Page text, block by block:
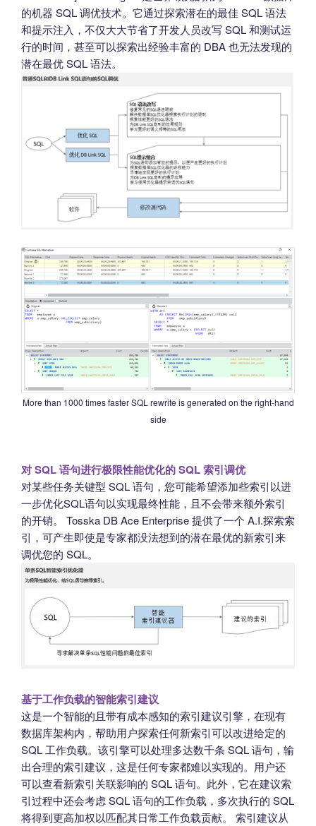
的机器 SQL 调优技术。它通过探索潜在的最佳 SQL 语法
和提示注入，不仅大大节省了开发人员改写 SQL 和测试运
行的时间，甚至可以探索出经验丰富的 DBA 也无法发现的
潜在最优 SQL 语法。
More than 1000 times faster SQL rewrite is generated on the right-hand
side
对 SQL 语句进行极限性能优化的 SQL 索引调优
对某些任务关键型 SQL 语句，您可能希望添加些索引以进
一步优化SQL语句以实现最终性能，且不会带来额外索引
的开销。 Tosska DB Ace Enterprise 提供了一个 A.I.探索索
引，可产生即使是专家都没法想到的潜在最优的新索引来
调优您的 SQL。
基于工作负载的智能索引建议
这是一个智能的且带有成本感知的索引建议引擎，在现有
数据库架构内，帮助用户探索任何新索引可以改进给定的
SQL 工作负载。该引擎可以处理多达数千条 SQL 语句，输
出合理的索引建议，这是任何专家都难以实现的。用户还
可以查看新索引关联影响的 SQL 语句。此外，它在建议索
引过程中还会考虑 SQL 语句的工作负载，多次执行的 SQL
将得到更高加权以匹配其日常工作负载贡献。 索引建议从